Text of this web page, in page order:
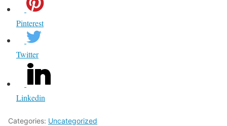
Pinterest
Twitter
Linkedin
Categories: Uncategorized